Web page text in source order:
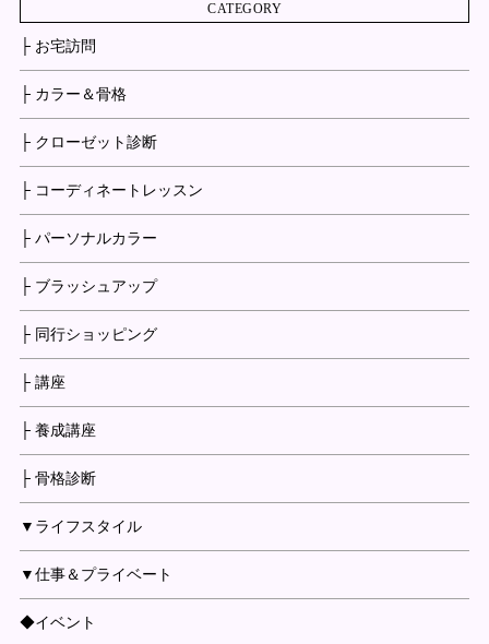
CATEGORY
├ お宅訪問
├ カラー＆骨格
├ クローゼット診断
├ コーディネートレッスン
├ パーソナルカラー
├ ブラッシュアップ
├ 同行ショッピング
├ 講座
├ 養成講座
├ 骨格診断
▼ライフスタイル
▼仕事＆プライベート
◆イベント